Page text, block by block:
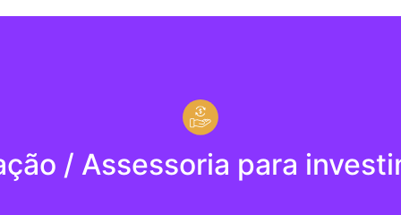
/ Assessoria para
/ Assessoria para
o projeto ideal para investir, nossa especialidade